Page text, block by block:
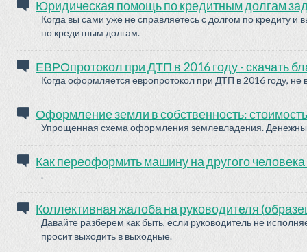
Юридическая помощь по кредитным долгам
Когда вы сами уже не справляетесь с долгом по кредиту
по кредитным долгам.
ЕВРОпротокол при ДТП в 2016 году - скачать
Когда оформляется европротокол при ДТП в 2016 году,
Оформление земли в собственность:
Упрощенная схема оформления землевладения.
Как переоформить машину на другого человека
.
Коллективная жалоба на руководителя
Давайте разберем как быть, если руководитель не
просит выходить в выходные.